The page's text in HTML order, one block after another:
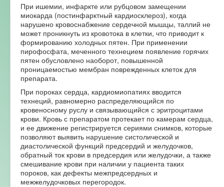
При ишемии, инфаркте или рубцовом замещении
миокарда (постинфарктный кардиосклероз), когда
нарушено кровоснабжение сердечной мышцы, таллий не
может проникнуть из кровотока в клетки, что приводит к
формированию холодных пятен. При применении
пирофосфата, меченного технецием появление горячих
пятен обусловлено наоборот, повышенной
проницаемостью мембран поврежденных клеток для
препарата.
При пороках сердца, кардиомиопатиях вводится
технеций, равномерно распределяющийся по
кровеносному руслу и связывающийся с эритроцитами
крови. Кровь с препаратом протекает по камерам сердца,
и ее движение регистрируется сериями снимков, которые
позволяют выявить нарушение систолической и
диастолической функций предсердий и желудочков,
обратный ток крови в предсердия или желудочки, а также
смешивание крови при наличии у пациента таких
пороков, как дефекты межпредсердных и
межжелудочковых перегородок.